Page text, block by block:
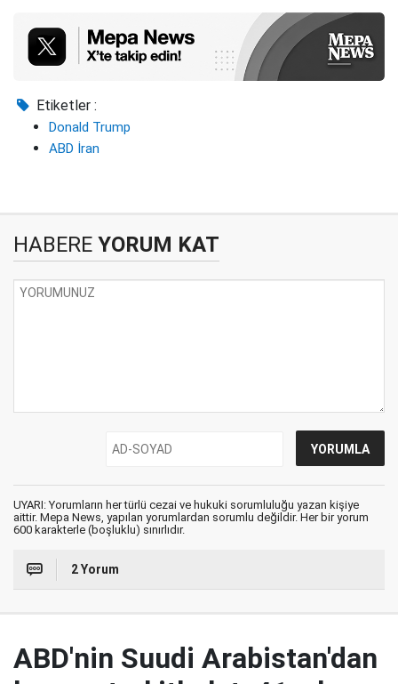
Etiketler :
Donald Trump
ABD İran
HABERE YORUM KAT
UYARI: Yorumların her türlü cezai ve hukuki sorumluluğu yazan kişiye
aittir. Mepa News, yapılan yorumlardan sorumlu değildir. Her bir yorum
600 karakterle (boşluklu) sınırlıdır.
2 Yorum
ABD'nin Suudi Arabistan'dan